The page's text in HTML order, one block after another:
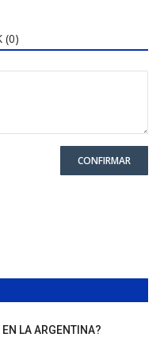
(0)
CONFIRMAR
EN LA ARGENTINA?